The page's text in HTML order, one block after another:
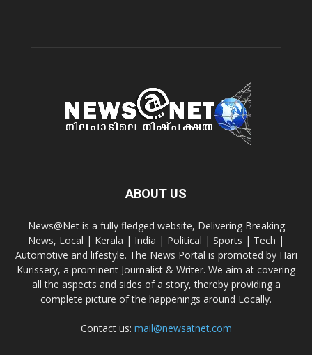
ABOUT US
News@Net is a fully fledged website, Delivering Breaking
News, Local | Kerala | India | Political | Sports | Tech |
Automotive and lifestyle. The News Portal is promoted by Hari
Kurissery, a prominent Journalist & Writer. We aim at covering
all the aspects and sides of a story, thereby providing a
complete picture of the happenings around Locally.
Contact us: mail@newsatnet.com